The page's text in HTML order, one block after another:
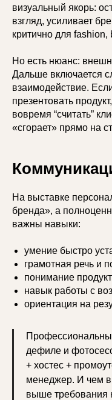
визуальный якорь:
взгляд, усиливает
критично для fashion,
Но есть нюанс:
Дальше включается
взаимодействие.
презентовать
вовремя “считать”
«сгорает» прямо на
На выставке
бренда», а
важны навыки:
умение быстро
грамотная речь и
понимание
навык работы с
ориентация на
дефиле и
+ хостес +
менеджер. И чем
выше требования